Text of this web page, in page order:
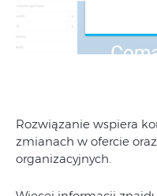
Rozwiązanie wspiera
zmianach w ofercie
organizacyjnych.